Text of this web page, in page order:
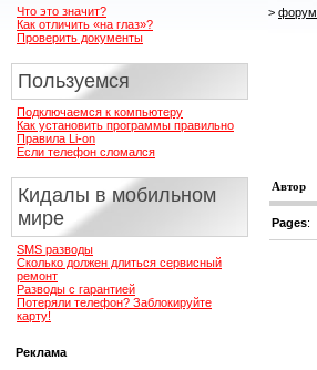
Что это значит?
Как отличить «на глаз»?
Проверить документы
Пользуемся
Подключаемся к компьютеру
Как установить программы правильно
Правила Li-on
Если телефон сломался
Кидалы в мобильном
мире
SMS разводы
Сколько должен длиться сервисный
ремонт
Разводы с гарантией
Потеряли телефон? Заблокируйте
карту!
Реклама
> форум
Автор
Pages: